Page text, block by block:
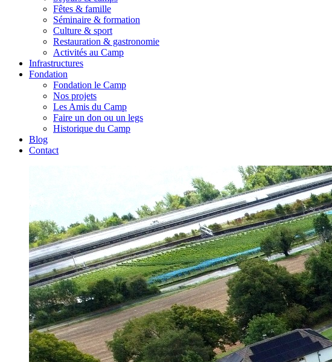
Fêtes & famille
Séminaire & formation
Culture & sport
Restauration & gastronomie
Activités au Camp
Infrastructures
Fondation
Fondation le Camp
Nos projets
Les Amis du Camp
Faire un don ou un legs
Historique du Camp
Blog
Contact